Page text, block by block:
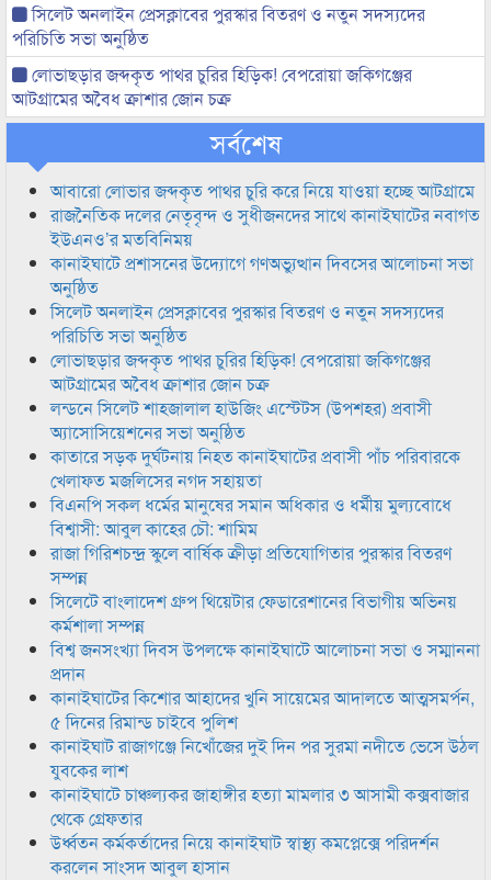
সিলেট অনলাইন প্রেসক্লাবের পুরস্কার বিতরণ ও নতুন সদস্যদের
পরিচিতি সভা অনুষ্ঠিত
লোভাছড়ার জব্দকৃত পাথর চুরির হিড়িক! বেপরোয়া জকিগঞ্জের
আটগ্রামের অবৈধ ক্রাশার জোন চক্র
সর্বশেষ
আবারো লোভার জব্দকৃত পাথর চুরি করে নিয়ে যাওয়া হচ্ছে আটগ্রামে
রাজনৈতিক দলের নেতৃবৃন্দ ও সুধীজনদের সাথে কানাইঘাটের নবাগত
ইউএনও’র মতবিনিময়
কানাইঘাটে প্রশাসনের উদ্যোগে গণঅভ্যুত্থান দিবসের আলোচনা সভা
অনুষ্ঠিত
সিলেট অনলাইন প্রেসক্লাবের পুরস্কার বিতরণ ও নতুন সদস্যদের
পরিচিতি সভা অনুষ্ঠিত
লোভাছড়ার জব্দকৃত পাথর চুরির হিড়িক! বেপরোয়া জকিগঞ্জের
আটগ্রামের অবৈধ ক্রাশার জোন চক্র
লন্ডনে সিলেট শাহজালাল হাউজিং এস্টেটস (উপশহর) প্রবাসী
অ্যাসোসিয়েশনের সভা অনুষ্ঠিত
কাতারে সড়ক দুর্ঘটনায় নিহত কানাইঘাটের প্রবাসী পাঁচ পরিবারকে
খেলাফত মজলিসের নগদ সহায়তা
বিএনপি সকল ধর্মের মানুষের সমান অধিকার ও ধর্মীয় মুল্যবোধে
বিশ্বাসী: আবুল কাহের চৌ: শামিম
রাজা গিরিশচন্দ্র স্কুলে বার্ষিক ক্রীড়া প্রতিযোগিতার পুরস্কার বিতরণ
সম্পন্ন
সিলেটে বাংলাদেশ গ্রুপ থিয়েটার ফেডারেশানের বিভাগীয় অভিনয়
কর্মশালা সম্পন্ন
বিশ্ব জনসংখ্যা দিবস উপলক্ষে কানাইঘাটে আলোচনা সভা ও সম্মাননা
প্রদান
কানাইঘাটের কিশোর আহাদের খুনি সায়েমের আদালতে আত্মসমর্পন,
৫ দিনের রিমান্ড চাইবে পুলিশ
কানাইঘাট রাজাগঞ্জে নিখোঁজের দুই দিন পর সুরমা নদীতে ভেসে উঠল
যুবকের লাশ
কানাইঘাটে চাঞ্চল্যকর জাহাঙ্গীর হত্যা মামলার ৩ আসামী কক্সবাজার
থেকে গ্রেফতার
উর্ধ্বতন কর্মকর্তাদের নিয়ে কানাইঘাট স্বাস্থ্য কমপ্লেক্সে পরিদর্শন
করলেন সাংসদ আবুল হাসান